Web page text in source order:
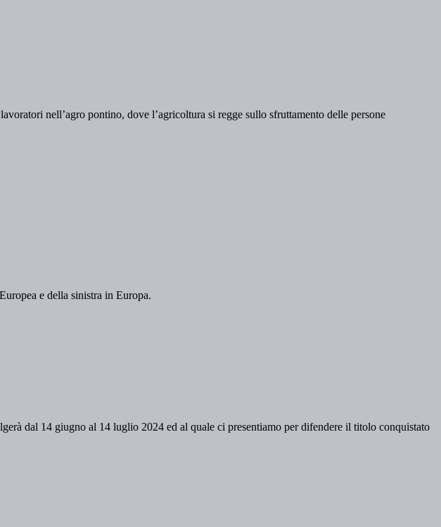
nell’agro pontino, dove l’agricoltura si regge sullo sfruttamento delle persone
e della sinistra in Europa.
dal 14 giugno al 14 luglio 2024 ed al quale ci presentiamo per difendere il titolo conquistato